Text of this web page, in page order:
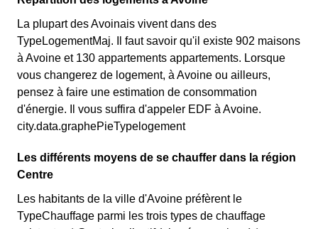
La plupart des Avoinais vivent dans des
TypeLogementMaj. Il faut savoir qu'il existe 902 maisons
à Avoine et 130 appartements appartements. Lorsque
vous changerez de logement, à Avoine ou ailleurs,
pensez à faire une estimation de consommation
d'énergie. Il vous suffira d'appeler EDF à Avoine.
city.data.graphePieTypelogement
Les différents moyens de se chauffer dans la région
Centre
Les habitants de la ville d'Avoine préfèrent le
TypeChauffage parmi les trois types de chauffage